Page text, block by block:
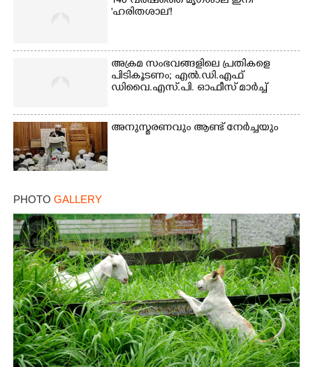
'ഹരിതശാല'!
അക്രമ സംഭവങ്ങളിലെ പ്രതികളെ
പിടികൂടണം; എൽ.ഡി.എഫ്
ഡിവൈ.എസ്.പി. ഓഫീസ് മാർച്ച്
അനുസ്മരണവും ആണ്ട് നേർച്ചയും
PHOTO GALLERY